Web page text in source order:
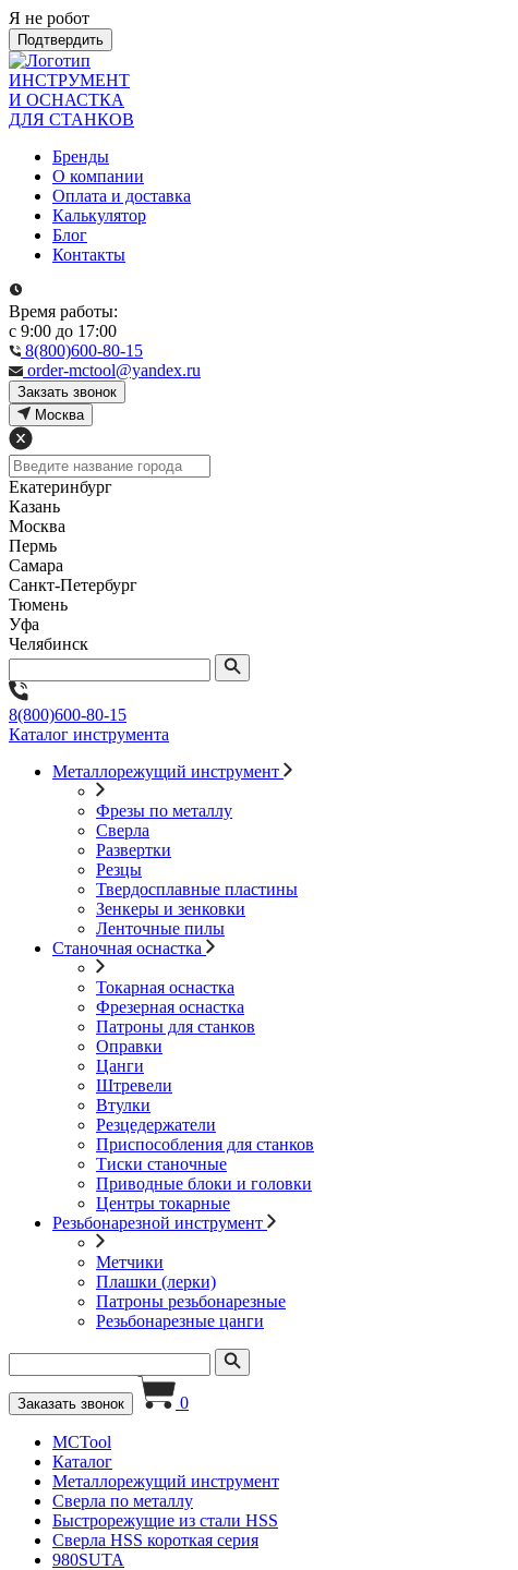
Я не робот
Подтвердить
ИНСТРУМЕНТ
И ОСНАСТКА
ДЛЯ СТАНКОВ
Бренды
О компании
Оплата и доставка
Калькулятор
Блог
Контакты
Время работы:
с 9:00 до 17:00
8(800)600-80-15
order-mctool@yandex.ru
Закзать звонок
Москва
Екатеринбург
Казань
Москва
Пермь
Самара
Санкт-Петербург
Тюмень
Уфа
Челябинск
8(800)600-80-15
Каталог инструмента
Металлорежущий инструмент
Фрезы по металлу
Сверла
Развертки
Резцы
Твердосплавные пластины
Зенкеры и зенковки
Ленточные пилы
Станочная оснастка
Токарная оснастка
Фрезерная оснастка
Патроны для станков
Оправки
Цанги
Штревели
Втулки
Резцедержатели
Приспособления для станков
Тиски станочные
Приводные блоки и головки
Центры токарные
Резьбонарезной инструмент
Метчики
Плашки (лерки)
Патроны резьбонарезные
Резьбонарезные цанги
Заказать звонок 0
MCTool
Каталог
Металлорежущий инструмент
Сверла по металлу
Быстрорежущие из стали HSS
Сверла HSS короткая серия
980SUTA